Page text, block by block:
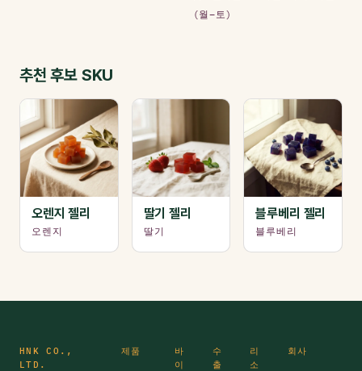
(월–토)
추천 후보 SKU
오렌지 젤리
오렌지
딸기 젤리
딸기
블루베리 젤리
블루베리
HNK CO.,
LTD.
제품
바
이
수
출
리
소
회사